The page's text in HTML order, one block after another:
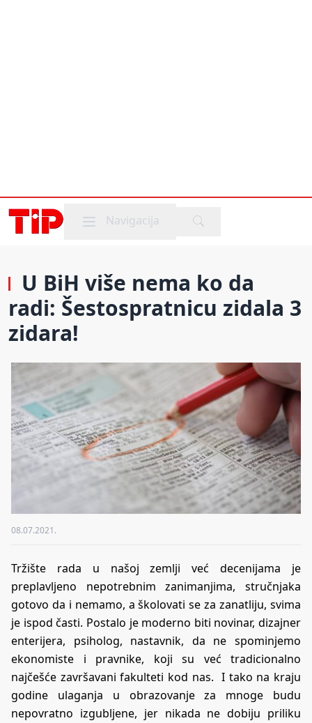
Mobile menu
Navigacija
U BiH više nema ko da
radi: Šestospratnicu zidala 3
zidara!
08.07.2021.
Tržište rada u našoj zemlji već decenijama je
preplavljeno nepotrebnim zanimanjima, stručnjaka
gotovo da i nemamo, a školovati se za zanatliju, svima
je ispod časti. Postalo je moderno biti novinar, dizajner
enterijera, psiholog, nastavnik, da ne spominjemo
ekonomiste i pravnike, koji su već tradicionalno
najčešće završavani fakulteti kod nas. I tako na kraju
godine ulaganja u obrazovanje za mnoge budu
nepovratno izgubljene, jer nikada ne dobiju priliku